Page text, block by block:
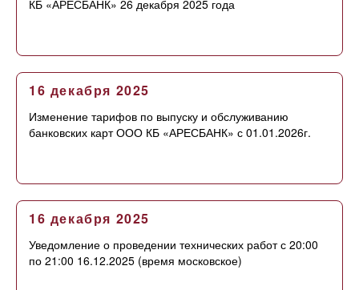
КБ «АРЕСБАНК» 26 декабря 2025 года
16 декабря 2025
Изменение тарифов по выпуску и обслуживанию
банковских карт ООО КБ «АРЕСБАНК» с 01.01.2026г.
16 декабря 2025
Уведомление о проведении технических работ с 20:00
по 21:00 16.12.2025 (время московское)